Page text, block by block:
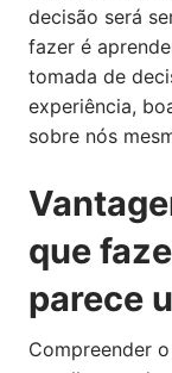
decisão será
fazer é
tomada de
experiência,
sobre nós
que
parece
Compreender